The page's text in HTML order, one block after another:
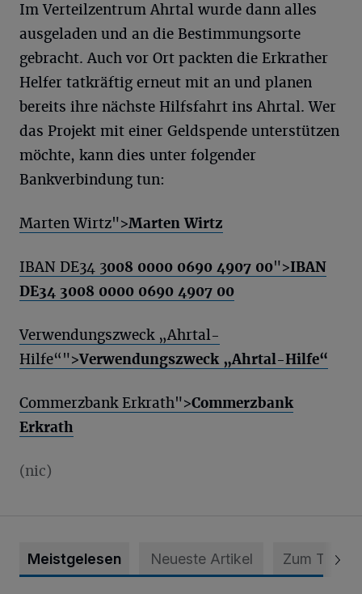
Im Verteilzentrum Ahrtal wurde dann alles
ausgeladen und an die Bestimmungsorte
gebracht. Auch vor Ort packten die Erkrather
Helfer tatkräftig erneut mit an und planen
bereits ihre nächste Hilfsfahrt ins Ahrtal. Wer
das Projekt mit einer Geldspende unterstützen
möchte, kann dies unter folgender
Bankverbindung tun:
Marten Wirtz">Marten Wirtz
IBAN DE34 3008 0000 0690 4907 00">IBAN
DE34 3008 0000 0690 4907 00
Verwendungszweck „Ahrtal-
Hilfe“">Verwendungszweck „Ahrtal-Hilfe“
Commerzbank Erkrath">Commerzbank
Erkrath
(nic)
Meistgelesen Neueste Artikel Zum Thema